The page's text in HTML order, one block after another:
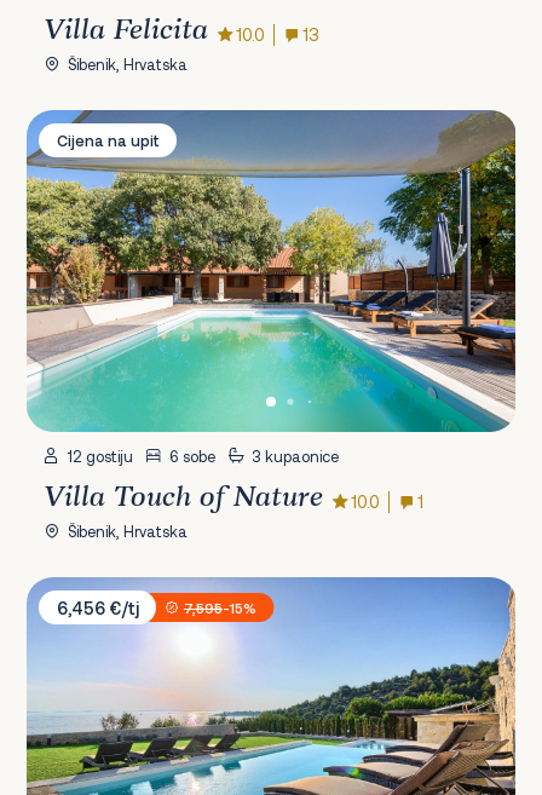
Villa Felicita 10.0 13
Šibenik, Hrvatska
Villa Touch of Nature
Cijena na upit
12 gostiju 6 sobe 3 kupaonice
Villa Touch of Nature 10.0 1
Šibenik, Hrvatska
Villa Vita
6,456 €/tj
7,595-15%